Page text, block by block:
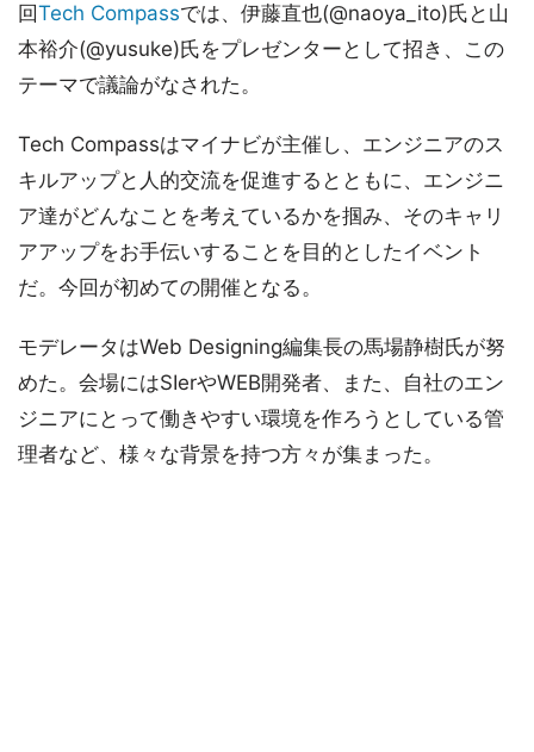
回Tech Compassでは、伊藤直也(@naoya_ito)氏と山
本裕介(@yusuke)氏をプレゼンターとして招き、この
テーマで議論がなされた。
Tech Compassはマイナビが主催し、エンジニアのス
キルアップと人的交流を促進するとともに、エンジニ
ア達がどんなことを考えているかを掴み、そのキャリ
アアップをお手伝いすることを目的としたイベント
だ。今回が初めての開催となる。
モデレータはWeb Designing編集長の馬場静樹氏が努
めた。会場にはSIerやWEB開発者、また、自社のエン
ジニアにとって働きやすい環境を作ろうとしている管
理者など、様々な背景を持つ方々が集まった。